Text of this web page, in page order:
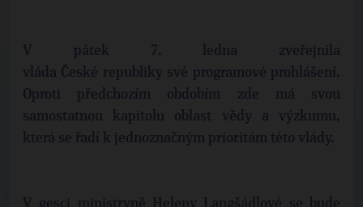
V pátek 7. ledna zveřejnila
vláda České republiky své programové prohlášení.
Oproti předchozím obdobím zde má svou
samostatnou kapitolu oblast vědy a výzkumu,
která se řadí k jednoznačným prioritám této vlády.
V gesci ministryně Heleny Langšádlové se bude